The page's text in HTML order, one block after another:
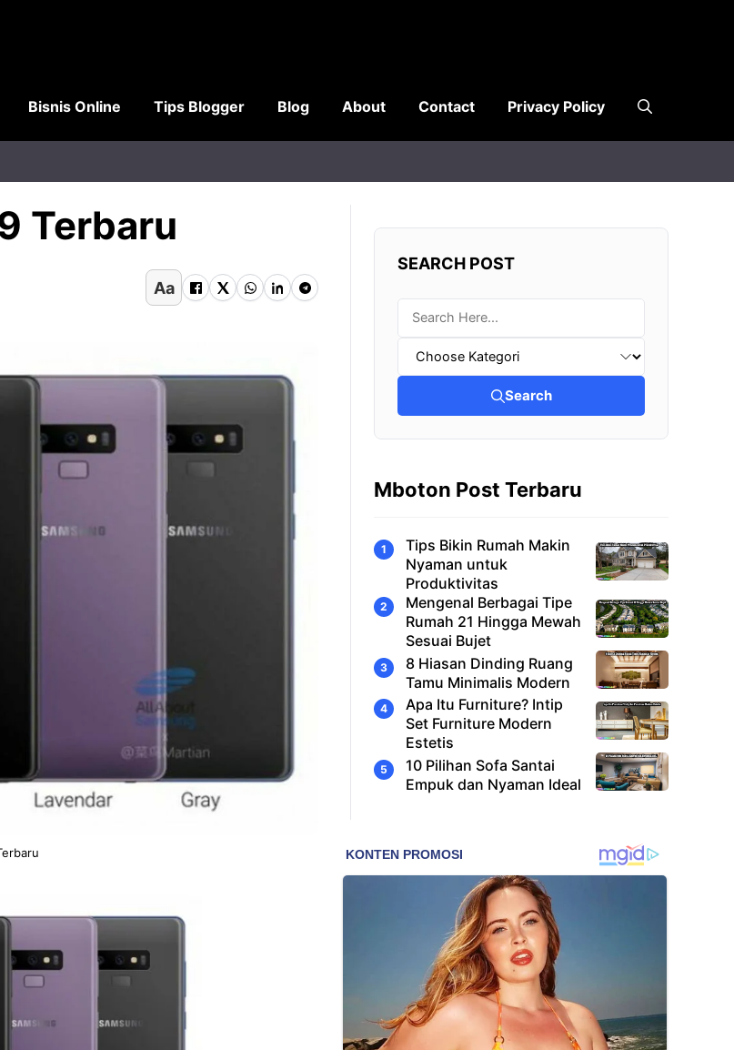
Bisnis Online Tips Blogger Blog About Contact Privacy Policy
Terbaru
Aa
SEARCH POST
Search
Mboton Post Terbaru
Tips Bikin Rumah Makin
Nyaman untuk
Produktivitas
Mengenal Berbagai Tipe
Rumah 21 Hingga Mewah
Sesuai Bujet
8 Hiasan Dinding Ruang
Tamu Minimalis Modern
Apa Itu Furniture? Intip
Set Furniture Modern
Estetis
10 Pilihan Sofa Santai
Empuk dan Nyaman Ideal